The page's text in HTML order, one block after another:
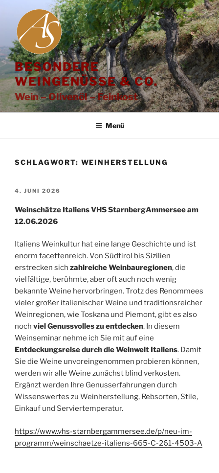
springen
BESONDERE
WEINGENÜSSE & CO.
Wein – Olivenöl – Feinkost
Menü
SCHLAGWORT: WEINHERSTELLUNG
VERÖFFENTLICHT
4. JUNI 2026
Weinschätze Italiens VHS StarnbergAmmersee am
12.06.2026
Italiens Weinkultur hat eine lange Geschichte und ist
enorm facettenreich. Von Südtirol bis Sizilien
erstrecken sich zahlreiche Weinbauregionen, die
vielfältige, berühmte, aber oft auch noch wenig
bekannte Weine hervorbringen. Trotz des Renommees
vieler großer italienischer Weine und traditionsreicher
Weinregionen, wie Toskana und Piemont, gibt es also
noch viel Genussvolles zu entdecken. In diesem
Weinseminar nehme ich Sie mit auf eine
Entdeckungsreise durch die Weinwelt Italiens. Damit
Sie die Weine unvoreingenommen probieren können,
werden wir alle Weine zunächst blind verkosten.
Ergänzt werden Ihre Genusserfahrungen durch
Wissenswertes zu Weinherstellung, Rebsorten, Stile,
Einkauf und Serviertemperatur.
https://www.vhs-starnbergammersee.de/p/neu-im-
programm/weinschaetze-italiens-665-C-261-4503-A